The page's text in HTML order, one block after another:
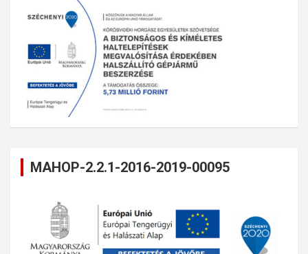
MAHOP-2.2.1-2016-2019-00095